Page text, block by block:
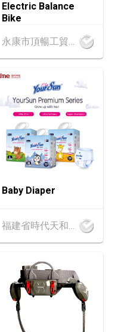
2026 (香港會議展覽
(香港會議展覽中心)
- 27.08.2026
（秋冬）博覽會 (202
會議展覽中心)
(香港會議展覽中心)
Electric Balance
Bike
永康市頂暢工貿有限公司
Baby Diaper